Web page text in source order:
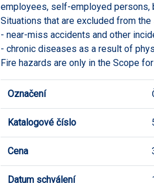
employees, self-employed persons,
Situations that are excluded from
- near-miss accidents and other
- chronic diseases as a result of
Fire hazards are only in the Scope
Označení
Katalogové číslo
Cena
Datum schválení